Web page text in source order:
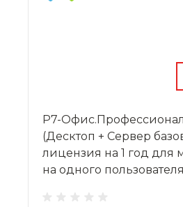
Р7-
(Десктоп + Сервер
лицензия на 1 год для
на одного пользователя